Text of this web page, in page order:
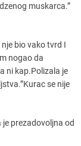
muskarca.”
bio vako tvrd I
nogao da
ni kap.Polizala je
se nije
prezadovoljna od